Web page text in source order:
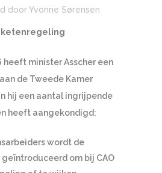
doorYvonne Sørensen
ketenregeling
heeft minister Asscher een
de Tweede Kamer
hij een aantal ingrijpende
heeft aangekondigd:
wordt de
om bij CAO